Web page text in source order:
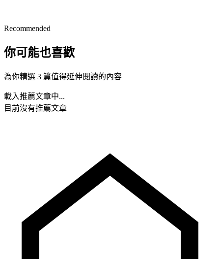
Recommended
你可能也喜歡
為你精選 3 篇值得延伸閱讀的內容
載入推薦文章中...
目前沒有推薦文章